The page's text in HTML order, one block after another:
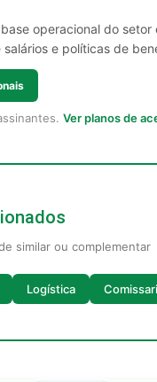
operacional do
e políticas de
Ver planos de
similar ou complementar
Logística